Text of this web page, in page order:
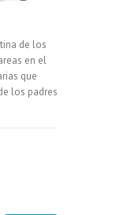
de los
en el
que
los padres